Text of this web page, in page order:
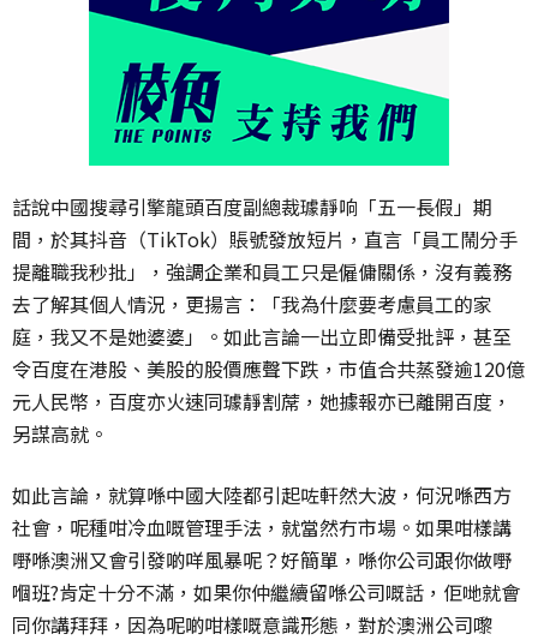
話說中國搜尋引擎龍頭百度副總裁璩靜响「五一長假」期
間，於其抖音（TikTok）賬號發放短片，直言「員工鬧分手
提離職我秒批」，強調企業和員工只是僱傭關係，沒有義務
去了解其個人情況，更揚言：「我為什麼要考慮員工的家
庭，我又不是她婆婆」。如此言論一出立即備受批評，甚至
令百度在港股、美股的股價應聲下跌，市值合共蒸發逾120億
元人民幣，百度亦火速同璩靜割蓆，她據報亦已離開百度，
另謀高就。
如此言論，就算喺中國大陸都引起咗軒然大波，何況喺西方
社會，呢種咁冷血嘅管理手法，就當然冇市場。如果咁樣講
嘢喺澳洲又會引發啲咩風暴呢？好簡單，喺你公司跟你做嘢
嗰班?肯定十分不滿，如果你仲繼續留喺公司嘅話，佢哋就會
同你講拜拜，因為呢啲咁樣嘅意識形態，對於澳洲公司嚟